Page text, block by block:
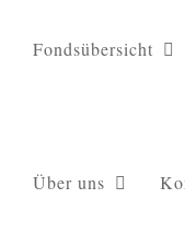
Fondsübersicht
Über uns